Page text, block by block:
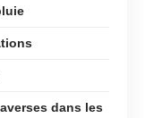
dans les